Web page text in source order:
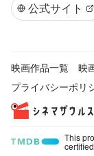
公式サイト
映画作品一覧 映
プライバシーポリ
This